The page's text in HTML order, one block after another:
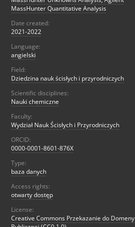
MassHunter Quantitative Analysis
Date created:
2021-2022
Language:
angielski
Field:
Dziedzina nauk ścisłych i przyrodniczych
Scientific disciplines:
Nauki chemiczne
Faculty:
Wydział Nauk Ścisłych i Przyrodniczych
ORCID:
0000-0001-8601-876X
Type:
baza danych
Access rights:
otwarty dostęp
License:
Creative Commons Przekazanie do Domeny